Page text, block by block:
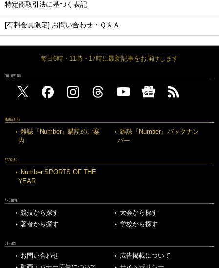
特定商取引法に基づく表記
[有料会員限定] お問い合わせ・Ｑ＆Ａ
毎日6時・11時・17時に最新記事をお届けします
FOLLOW US
MAGAZINE
雑誌『Number』購読のご案
内
雑誌『Number』バックナン
バー
SPECIAL
Number SPORTS OF THE
YEAR
ARCHIVE
競技から探す
大会から探す
著者から探す
学校から探す
OTHERS
お問い合わせ
広告掲載について